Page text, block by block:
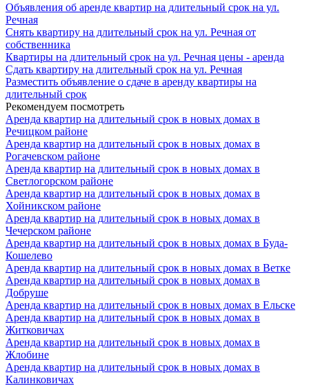
Объявления об аренде квартир на длительный срок на ул.
Речная
Снять квартиру на длительный срок на ул. Речная от
собственника
Квартиры на длительный срок на ул. Речная цены - аренда
Сдать квартиру на длительный срок на ул. Речная
Разместить объявление о сдаче в аренду квартиры на
длительный срок
Рекомендуем посмотреть
Аренда квартир на длительный срок в новых домах в
Речицком районе
Аренда квартир на длительный срок в новых домах в
Рогачевском районе
Аренда квартир на длительный срок в новых домах в
Светлогорском районе
Аренда квартир на длительный срок в новых домах в
Хойникском районе
Аренда квартир на длительный срок в новых домах в
Чечерском районе
Аренда квартир на длительный срок в новых домах в Буда-
Кошелево
Аренда квартир на длительный срок в новых домах в Ветке
Аренда квартир на длительный срок в новых домах в
Добруше
Аренда квартир на длительный срок в новых домах в Ельске
Аренда квартир на длительный срок в новых домах в
Житковичах
Аренда квартир на длительный срок в новых домах в
Жлобине
Аренда квартир на длительный срок в новых домах в
Калинковичах